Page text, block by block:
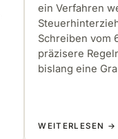
ein Verfahren
Schreiben vom
präzisere
bislang eine
WEITERLESEN →